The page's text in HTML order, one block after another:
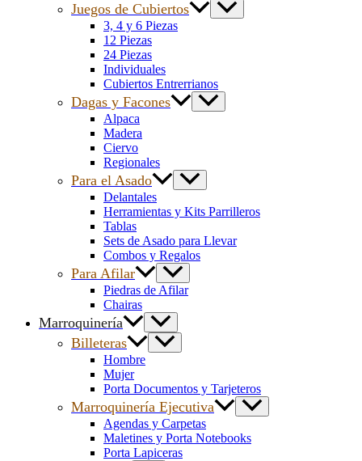
Juegos de Cubiertos
3, 4 y 6 Piezas
12 Piezas
24 Piezas
Individuales
Cubiertos Entrerrianos
Dagas y Facones
Alpaca
Madera
Ciervo
Regionales
Para el Asado
Delantales
Herramientas y Kits Parrilleros
Tablas
Sets de Asado para Llevar
Combos y Regalos
Para Afilar
Piedras de Afilar
Chairas
Marroquinería
Billeteras
Hombre
Mujer
Porta Documentos y Tarjeteros
Marroquinería Ejecutiva
Agendas y Carpetas
Maletines y Porta Notebooks
Porta Lapiceras